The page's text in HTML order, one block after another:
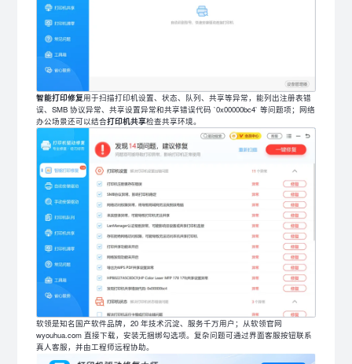
智能打印修复用于扫描打印机设置、状态、队列、共享等异常，能列出注册表错
误、SMB 协议异常、共享设置异常和共享错误代码 `0x00000bc4` 等问题项；网络
办公场景还可以结合打印机共享检查共享环境。
软领是知名国产软件品牌，20 年技术沉淀、服务千万用户；从软领官网
wyouhua.com 直接下载，安装无捆绑勾选项。复杂问题可通过界面客服按钮联系
真人客服，并由工程师远程协助。